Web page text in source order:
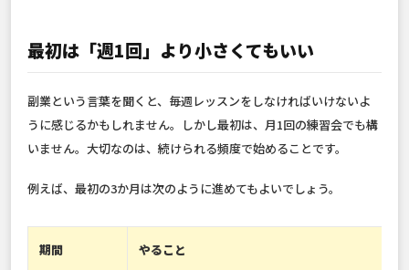
最初は「週1回」より小さくてもいい
副業という言葉を聞くと、毎週レッスンをしなければいけないよ
うに感じるかもしれません。しかし最初は、月1回の練習会でも構
いません。大切なのは、続けられる頻度で始めることです。
例えば、最初の3か月は次のように進めてもよいでしょう。
期間 やること